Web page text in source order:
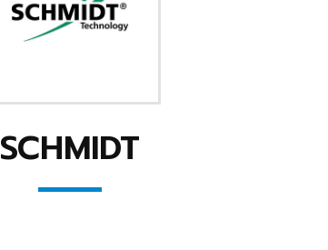
SCHMIDT